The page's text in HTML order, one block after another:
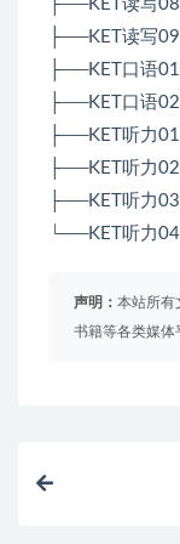
├──KET读写
├──KET读写
├──KET口语
├──KET口语
├──KET听力
├──KET听力
├──KET听力
└──KET听力
声明： 本站所有
书籍等各类媒体